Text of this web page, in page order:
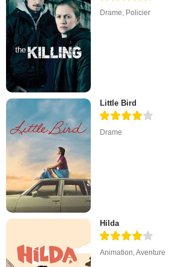
Drame, Policier
Little Bird
Drame
Hilda
Animation ,Aventure